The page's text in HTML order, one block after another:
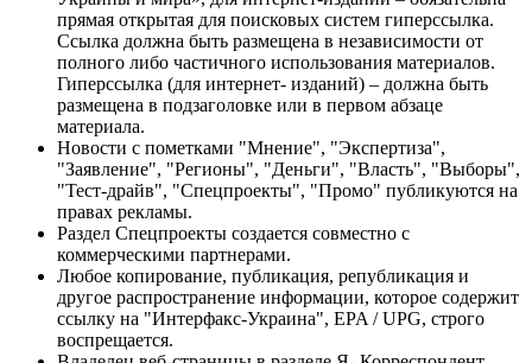
прямая открытая для поисковых систем гиперссылка.
Ссылка должна быть размещена в независимости от
полного либо частичного использования материалов.
Гиперссылка (для интернет- изданий) – должна быть
размещена в подзаголовке или в первом абзаце
материала.
Новости с пометками "Мнение", "Экспертиза",
"Заявление", "Регионы", "Деньги", "Власть", "Выборы",
"Тест-драйв", "Спецпроекты", "Промо" публикуются на
правах рекламы.
Раздел Спецпроекты создается совместно с
коммерческими партнерами.
Любое копирование, публикация, републикация и
другое распространение информации, которое содержит
ссылку на "Интерфакс-Украина", EPA / UPG, строго
воспрещается.